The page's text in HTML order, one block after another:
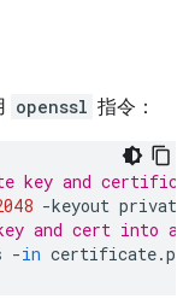
openssl 指令：
key and
-keyout private
and cert into a
-in certificate.pem